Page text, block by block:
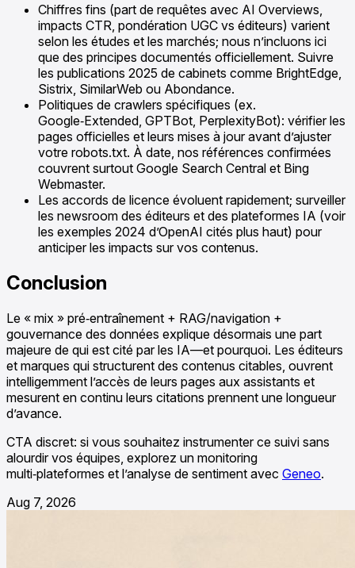
Chiffres fins (part de requêtes avec AI Overviews,
impacts CTR, pondération UGC vs éditeurs) varient
selon les études et les marchés; nous n’incluons ici
que des principes documentés officiellement. Suivre
les publications 2025 de cabinets comme BrightEdge,
Sistrix, SimilarWeb ou Abondance.
Politiques de crawlers spécifiques (ex.
Google‑Extended, GPTBot, PerplexityBot): vérifier les
pages officielles et leurs mises à jour avant d’ajuster
votre robots.txt. À date, nos références confirmées
couvrent surtout Google Search Central et Bing
Webmaster.
Les accords de licence évoluent rapidement; surveiller
les newsroom des éditeurs et des plateformes IA (voir
les exemples 2024 d’OpenAI cités plus haut) pour
anticiper les impacts sur vos contenus.
Conclusion
Le « mix » pré‑entraînement + RAG/navigation +
gouvernance des données explique désormais une part
majeure de qui est cité par les IA—et pourquoi. Les éditeurs
et marques qui structurent des contenus citables, ouvrent
intelligemment l’accès de leurs pages aux assistants et
mesurent en continu leurs citations prennent une longueur
d’avance.
CTA discret: si vous souhaitez instrumenter ce suivi sans
alourdir vos équipes, explorez un monitoring
multi‑plateformes et l’analyse de sentiment avec Geneo.
Aug 7, 2026